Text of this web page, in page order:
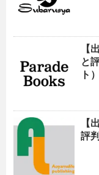
【
と
ト）
【
評判